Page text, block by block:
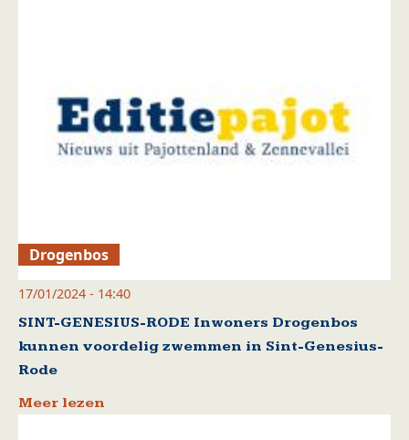
Drogenbos
17/01/2024 - 14:40
SINT-GENESIUS-RODE Inwoners Drogenbos
kunnen voordelig zwemmen in Sint-Genesius-
Rode
Meer lezen